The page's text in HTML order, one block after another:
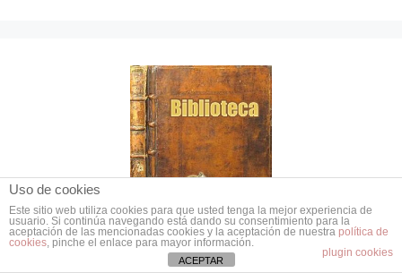
Uso de cookies
Este sitio web utiliza cookies para que usted tenga la mejor experiencia de
usuario. Si continúa navegando está dando su consentimiento para la
aceptación de las mencionadas cookies y la aceptación de nuestra política de
cookies, pinche el enlace para mayor información.
plugin cookies
ACEPTAR